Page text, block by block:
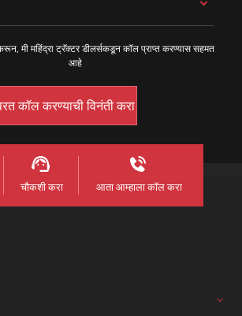
मी महिंद्रा ट्रॅक्टर डीलर्सकडून कॉल प्राप्त करण्यास सहमत
आहे
चौकशी करा आता आम्हाला कॉल करा